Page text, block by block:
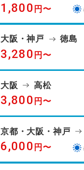
1,800円〜
大阪・神戸 徳島
3,280円〜
大阪 高松
3,800円〜
京都・大阪・神戸
6,000円〜